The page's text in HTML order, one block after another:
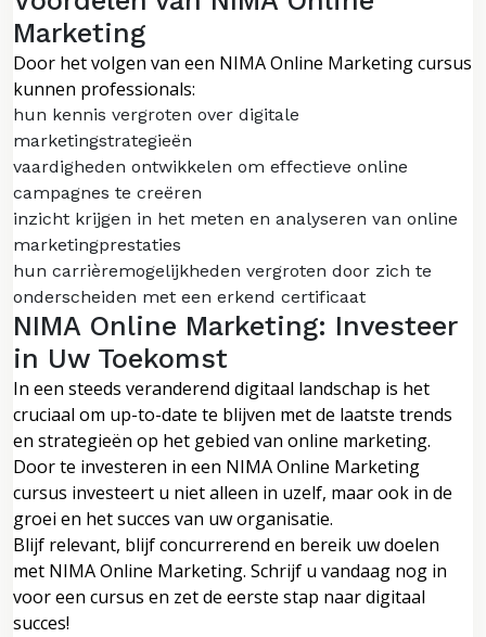
Marketing
Door het volgen van een NIMA Online Marketing cursus
kunnen professionals:
hun kennis vergroten over digitale
marketingstrategieën
vaardigheden ontwikkelen om effectieve online
campagnes te creëren
inzicht krijgen in het meten en analyseren van online
marketingprestaties
hun carrièremogelijkheden vergroten door zich te
onderscheiden met een erkend certificaat
NIMA Online Marketing: Investeer
in Uw Toekomst
In een steeds veranderend digitaal landschap is het
cruciaal om up-to-date te blijven met de laatste trends
en strategieën op het gebied van online marketing.
Door te investeren in een NIMA Online Marketing
cursus investeert u niet alleen in uzelf, maar ook in de
groei en het succes van uw organisatie.
Blijf relevant, blijf concurrerend en bereik uw doelen
met NIMA Online Marketing. Schrijf u vandaag nog in
voor een cursus en zet de eerste stap naar digitaal
succes!